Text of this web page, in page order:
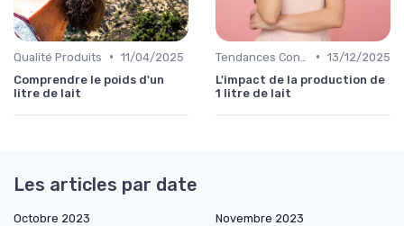
Qualité Produits • 11/04/2025
Comprendre le poids d'un
litre de lait
• 13/12/2025
L'impact de la production de
1 litre de lait
Les articles par date
Octobre 2023
Novembre 2023